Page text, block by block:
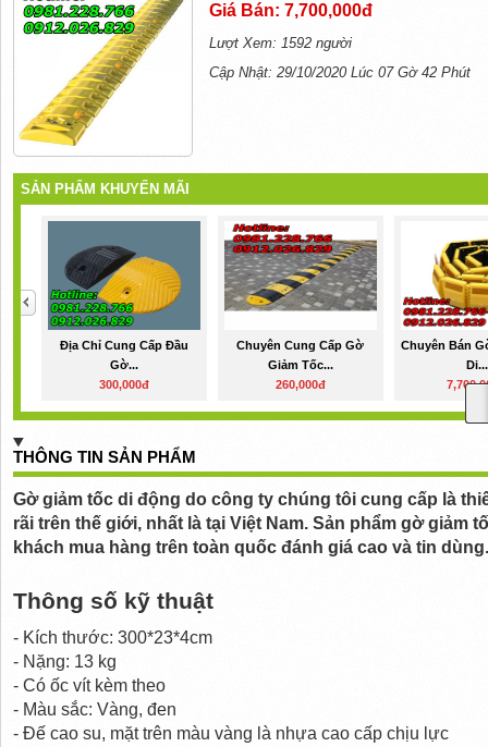
Giá Bán: 7,700,000đ
Lượt Xem: 1592 người
Cập Nhật: 29/10/2020 Lúc 07 Gờ 42 Phút
SẢN PHẨM KHUYẾN MÃI
Địa Chỉ Cung Cấp Đầu
Gờ...
300,000đ
Chuyên Cung Cấp Gờ
Giảm Tốc...
260,000đ
Chuyên Bán
Di...
THÔNG TIN SẢN PHẨM
Gờ giảm tốc di động do công ty chúng tôi cung cấp là
rãi trên thế giới, nhất là tại Việt Nam. Sản phẩm gờ giảm
khách mua hàng trên toàn quốc đánh giá cao và tin dùng.
Thông số kỹ thuật
- Kích thước: 300*23*4cm
- Nặng: 13 kg
- Có ốc vít kèm theo
- Màu sắc: Vàng, đen
- Đế cao su, mặt trên màu vàng là nhựa cao cấp chịu lực